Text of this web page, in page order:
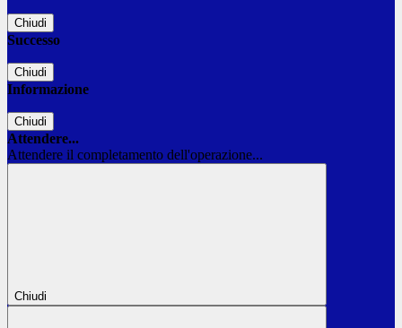
Chiudi
Successo
Chiudi
Informazione
Chiudi
Attendere...
Attendere il completamento dell'operazione...
Chiudi